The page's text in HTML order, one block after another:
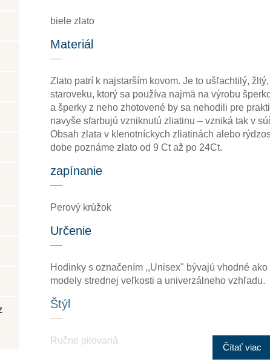
biele zlato
Materiál
Zlato patrí k najstarším kovom. Je to ušľachtilý,
staroveku, ktorý sa používa najmä na výrobu
a šperky z neho zhotovené by sa nehodili pre
navyše sfarbujú vzniknutú zliatinu – vzniká tak v
Obsah zlata v klenotníckych zliatinách alebo
dobe poznáme zlato od 9 Ct až po 24Ct.
zapínanie
Perový krúžok
Určenie
Hodinky s označením ,,Unisex" bývajú vhodné
modely strednej veľkosti a univerzálneho vzhľadu.
Štýl
Ručne pilovaná
Čítať viac